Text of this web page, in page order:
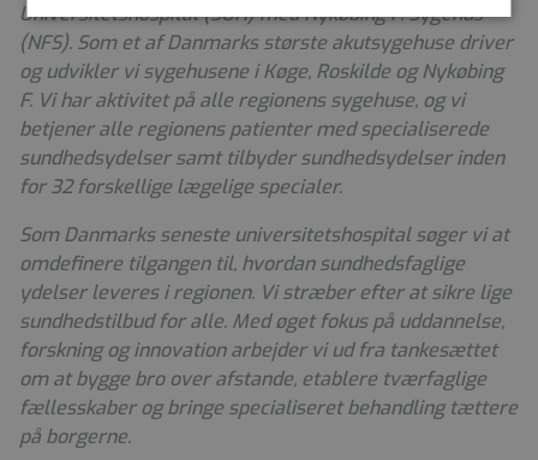
Universitetshospital (SUH) med Nykøbing F. Sygehus
(NFS). Som et af Danmarks største akutsygehuse driver
og udvikler vi sygehusene i Køge, Roskilde og Nykøbing
F. Vi har aktivitet på alle regionens sygehuse, og vi
betjener alle regionens patienter med specialiserede
sundhedsydelser samt tilbyder sundhedsydelser inden
for 32 forskellige lægelige specialer.
Som Danmarks seneste universitetshospital søger vi at
omdefinere tilgangen til, hvordan sundhedsfaglige
ydelser leveres i regionen. Vi stræber efter at sikre lige
sundhedstilbud for alle. Med øget fokus på uddannelse,
forskning og innovation arbejder vi ud fra tankesættet
om at bygge bro over afstande, etablere tværfaglige
fællesskaber og bringe specialiseret behandling tættere
på borgerne.